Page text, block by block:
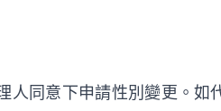
人同意下申請性別變更。如